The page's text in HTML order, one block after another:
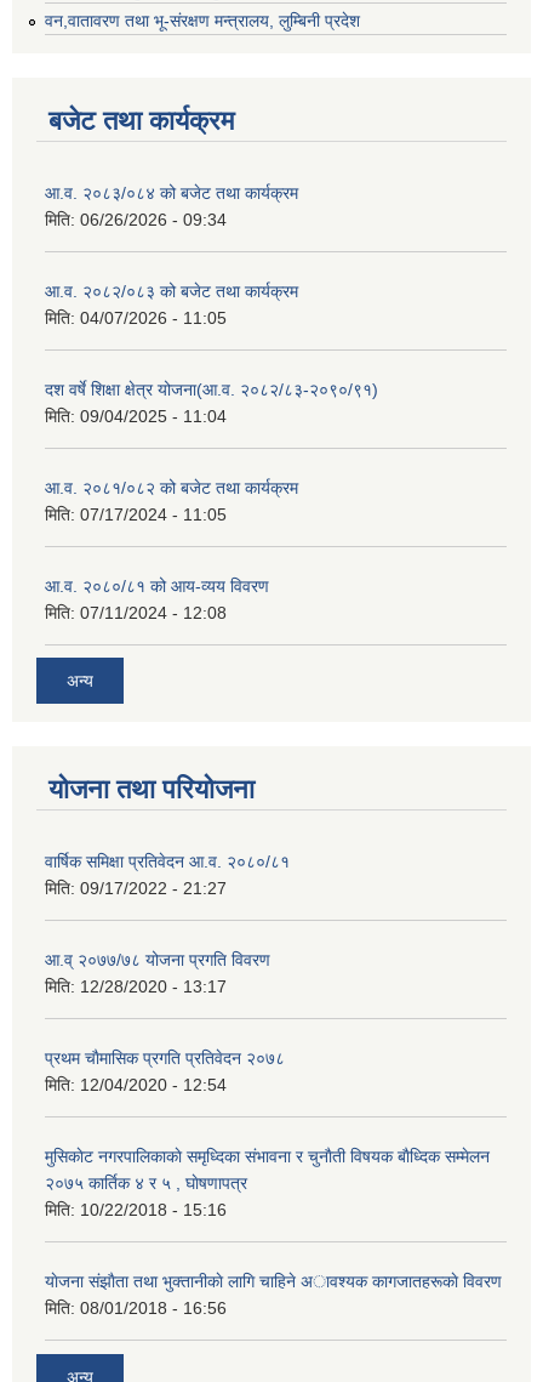
वन,वातावरण तथा भू-संरक्षण मन्त्रालय, लुम्बिनी प्रदेश
बजेट तथा कार्यक्रम
आ.व. २०८३/०८४ को बजेट तथा कार्यक्रम
मिति: 06/26/2026 - 09:34
आ.व. २०८२/०८३ को बजेट तथा कार्यक्रम
मिति: 04/07/2026 - 11:05
दश वर्षे शिक्षा क्षेत्र योजना(आ.व. २०८२/८३-२०९०/९१)
मिति: 09/04/2025 - 11:04
आ.व. २०८१/०८२ को बजेट तथा कार्यक्रम
मिति: 07/17/2024 - 11:05
आ.व. २०८०/८१ को आय-व्यय विवरण
मिति: 07/11/2024 - 12:08
अन्य
योजना तथा परियोजना
वार्षिक समिक्षा प्रतिवेदन आ.व. २०८०/८१
मिति: 09/17/2022 - 21:27
आ.व् २०७७/७८ योजना प्रगति विवरण
मिति: 12/28/2020 - 13:17
प्रथम चाैमासिक प्रगति प्रतिवेदन २०७८
मिति: 12/04/2020 - 12:54
मुसिकाेट नगरपालिकाकाे समृध्दिका संभावना र चुनाैती विषयक बाैध्दिक सम्मेलन
२०७५ कार्तिक ४ र ५ , घाेषणापत्र
मिति: 10/22/2018 - 15:16
याेजना संझाैता तथा भुक्तानीकाे लागि चाहिने अावश्यक कागजातहरूकाे विवरण
मिति: 08/01/2018 - 16:56
अन्य